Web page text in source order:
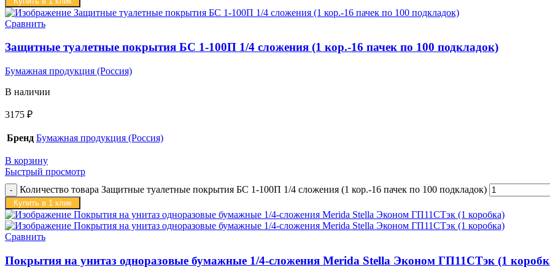
Сравнить
Защитные туалетные покрытия БС 1-100П 1/4 сложения (1 кор.-16 пачек по 100 подкладок)
Бумажная продукция (Россия)
В наличии
3175 ₽
Бренд Бумажная продукция (Россия)
В корзину
Быстрый просмотр
Количество товара Защитные туалетные покрытия БС 1-100П 1/4 сложения (1 кор.-16 пачек по 100 подкладок)
Купить в 1 клик
Сравнить
Покрытия на унитаз одноразовые бумажные 1/4-сложения Merida Stella Эконом ГП11СТэк (1